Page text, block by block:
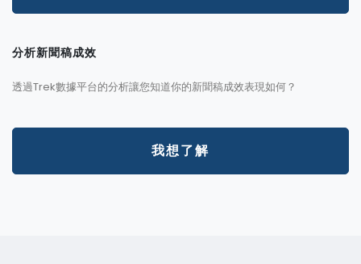
分析新聞稿成效
透過Trek數據平台的分析讓您知道你的新聞稿成效表現如何？
我想了解